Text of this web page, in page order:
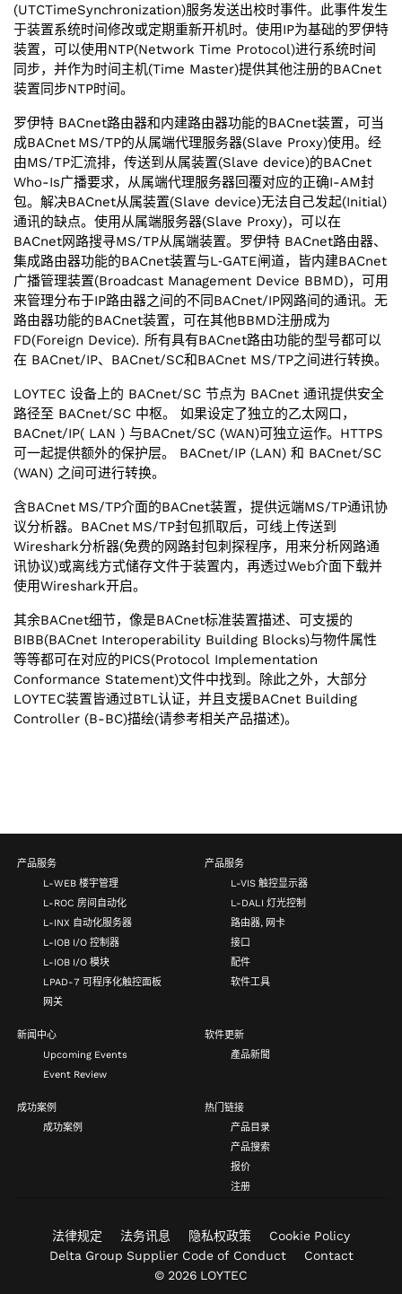
(UTCTimeSynchronization)服务发送出校时事件。此事件发生
于装置系统时间修改或定期重新开机时。使用IP为基础的罗伊特
装置，可以使用NTP(Network Time Protocol)进行系统时间
同步，并作为时间主机(Time Master)提供其他注册的BACnet
装置同步NTP时间。
罗伊特 BACnet路由器和内建路由器功能的BACnet装置，可当
成BACnet MS/‌TP的从属端代理服务器(Slave Proxy)使用。经
由MS/‌TP汇流排，传送到从属装置(Slave device)的BACnet
Who-Is广播要求，从属端代理服务器回覆对应的正确I-AM封
包。解决BACnet从属装置(Slave device)无法自己发起(Initial)
通讯的缺点。使用从属端服务器(Slave Proxy)，可以在
BACnet网路搜寻MS/‌TP从属端装置。 罗伊特 BACnet路由器、
集成路由器功能的BACnet装置与L‑GATE闸道，皆内建BACnet
广播管理装置(Broadcast Management Device BBMD)，可用
来管理分布于IP路由器之间的不同BACnet/‌IP网路间的通讯。无
路由器功能的BACnet装置，可在其他BBMD注册成为
FD(Foreign Device). 所有具有BACnet路由功能的型号都可以
在 BACnet/IP、BACnet/SC和BACnet MS/TP之间进行转换。
LOYTEC 设备上的 BACnet/SC 节点为 BACnet 通讯提供安全
路径至 BACnet/SC 中枢。 如果设定了独立的乙太网口，
BACnet/IP( LAN ) 与BACnet/SC (WAN)可独立运作。HTTPS
可一起提供额外的保护层。 BACnet/IP (LAN) 和 BACnet/SC
(WAN) 之间可进行转换。
含BACnet MS/‌TP介面的BACnet装置，提供远端MS/‌TP通讯协
议分析器。BACnet MS/‌TP封包抓取后，可线上传送到
Wireshark分析器(免费的网路封包刺探程序，用来分析网路通
讯协议)或离线方式储存文件于装置内，再透过Web介面下载并
使用Wireshark开启。
其余BACnet细节，像是BACnet标准装置描述、可支援的
BIBB(BACnet Interoperability Building Blocks)与物件属性
等等都可在对应的PICS(Protocol Implementation
Conformance Statement)文件中找到。除此之外，大部分
LOYTEC装置皆通过BTL认证，并且支援BACnet Building
Controller (B-BC)描绘(请参考相关产品描述)。
产品服务
L-WEB 楼宇管理
L-ROC 房间自动化
L-INX 自动化服务器
L-IOB I/O 控制器
L-IOB I/O 模块
LPAD-7 可程序化触控面板
网关
产品服务
L-VIS 触控显示器
L-DALI 灯光控制
路由器, 网卡
接口
配件
软件工具
新闻中心
Upcoming Events
Event Review
软件更新
產品新聞
成功案例
成功案例
热门链接
产品目录
产品搜索
报价
注册
法律规定 法务讯息 隐私权政策
Cookie Policy
Delta Group Supplier Code of Conduct
Contact
© 2026 LOYTEC